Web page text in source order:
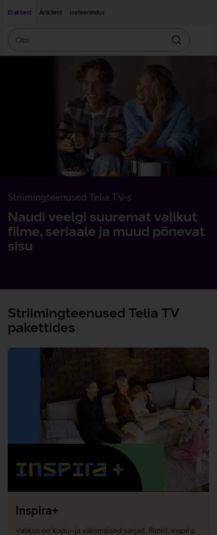
Eraklient
Äriklient Iseteenindus
Otsin
Striimingteenused Telia TV-s
Naudi veelgi suuremat valikut
filme, seriaale ja muud põnevat
sisu
Striimingteenused Telia TV
pakettides
Inspira+
Valikus on kodu- ja välismaised sarjad, filmid, Inspira